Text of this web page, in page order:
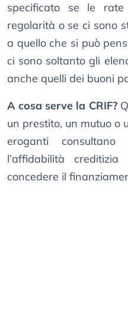
specificato se le
regolarità o se ci sono
a quello che si può
ci sono soltanto gli
anche quelli dei buoni
A cosa serve la CRIF?
un prestito, un mutuo o
eroganti
l’affidabilità
concedere il